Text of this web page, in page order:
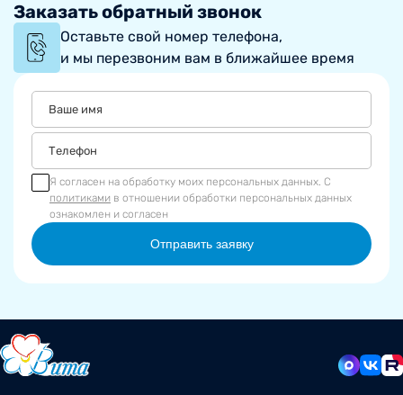
Заказать обратный звонок
Оставьте свой номер телефона,
и мы перезвоним вам в ближайшее время
Я согласен на обработку моих персональных данных. С
политиками в отношении обработки персональных данных
ознакомлен и согласен
Отправить заявку